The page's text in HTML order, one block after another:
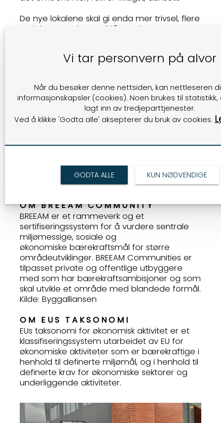
De nye lokalene skal gi enda mer trivsel, flere
sosiale møteplasser til lått og løye og mye
kollektivaksen og sykkelgarderobene. De er
nærmere Gausel stasjon kommer de ikke. –
Vi ønsker å redusere bilbruken mest mulig til
og fra jobb, sier Heskestad.
– Det er enormt viktig for oss å være på
beliggenheten. Tar du en passer og slår en
ring 30 minutter rundt Forus treffer vi 70-80
% av kundene våre.
OM BREEAM COMMUNITY
BREEAM er et rammeverk og et
sertifiseringssystem for å vurdere sentrale
miljømessige, sosiale og
økonomiske bærekraftsmål for større
områdeutviklinger. BREEAM Communities er
tilpasset private og offentlige utbyggere
med som har bærekraftsambisjoner og som
skal utvikle et område med blandede formål.
Kilde: Byggalliansen
OM EUS TAKSONOMI
EUs taksonomi for økonomisk aktivitet er et
klassifiseringssystem utarbeidet av EU for
økonomiske aktiviteter som er bærekraftige i
henhold til definerte miljømål, og i henhold til
definerte krav for økonomiske sektorer og
underliggende aktiviteter.
Vi tar personvern på alvor
Når du besøker denne nettsiden, kan nettleseren
informasjonskapsler (cookies). Noen brukes til
lagt inn av tredjeparttjenester.
Ved å klikke 'Godta alle' aksepterer du bruk av cookies.
GODTA ALLE KUN NØDVENDIGE